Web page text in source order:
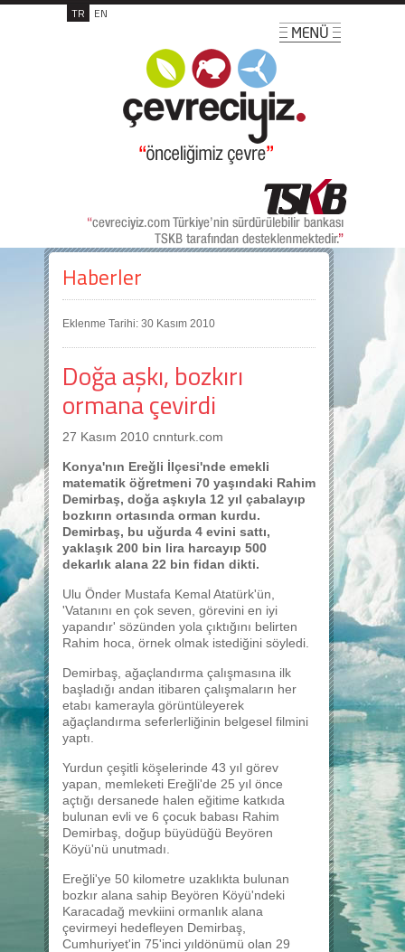
TR EN
Haberler
Eklenme Tarihi: 30 Kasım 2010
Doğa aşkı, bozkırı
ormana çevirdi
27 Kasım 2010 cnnturk.com
Konya'nın Ereğli İlçesi'nde emekli
matematik öğretmeni 70 yaşındaki Rahim
Demirbaş, doğa aşkıyla 12 yıl çabalayıp
bozkırın ortasında orman kurdu.
Demirbaş, bu uğurda 4 evini sattı,
yaklaşık 200 bin lira harcayıp 500
dekarlık alana 22 bin fidan dikti.
Ulu Önder Mustafa Kemal Atatürk'ün,
'Vatanını en çok seven, görevini en iyi
yapandır' sözünden yola çıktığını belirten
Rahim hoca, örnek olmak istediğini söyledi.
Demirbaş, ağaçlandırma çalışmasına ilk
başladığı andan itibaren çalışmaların her
etabı kamerayla görüntüleyerek
ağaçlandırma seferlerliğinin belgesel filmini
yaptı.
Yurdun çeşitli köşelerinde 43 yıl görev
yapan, memleketi Ereğli'de 25 yıl önce
açtığı dersanede halen eğitime katkıda
bulunan evli ve 6 çocuk babası Rahim
Demirbaş, doğup büyüdüğü Beyören
Köyü'nü unutmadı.
Ereğli'ye 50 kilometre uzaklıkta bulunan
bozkır alana sahip Beyören Köyü'ndeki
Karacadağ mevkiini ormanlık alana
çevirmeyi hedefleyen Demirbaş,
Cumhuriyet'in 75'inci yıldönümü olan 29